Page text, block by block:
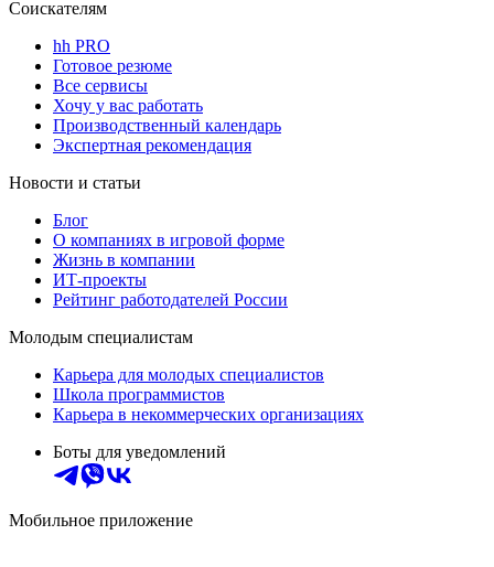
Соискателям
hh PRO
Готовое резюме
Все сервисы
Хочу у вас работать
Производственный календарь
Экспертная рекомендация
Новости и статьи
Блог
О компаниях в игровой форме
Жизнь в компании
ИТ-проекты
Рейтинг работодателей России
Молодым специалистам
Карьера для молодых специалистов
Школа программистов
Карьера в некоммерческих организациях
Боты для уведомлений
Мобильное приложение